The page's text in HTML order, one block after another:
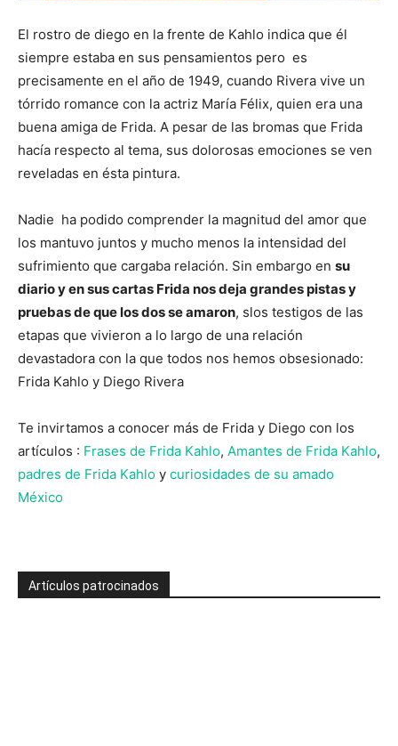
El rostro de diego en la frente de Kahlo indica que él
siempre estaba en sus pensamientos pero es
precisamente en el año de 1949, cuando Rivera vive un
tórrido romance con la actriz María Félix, quien era una
buena amiga de Frida. A pesar de las bromas que Frida
hacía respecto al tema, sus dolorosas emociones se ven
reveladas en ésta pintura.
Nadie ha podido comprender la magnitud del amor que
los mantuvo juntos y mucho menos la intensidad del
sufrimiento que cargaba relación. Sin embargo en su
diario y en sus cartas Frida nos deja grandes pistas y
pruebas de que los dos se amaron, slos testigos de las
etapas que vivieron a lo largo de una relación
devastadora con la que todos nos hemos obsesionado:
Frida Kahlo y Diego Rivera
Te invirtamos a conocer más de Frida y Diego con los
artículos : Frases de Frida Kahlo, Amantes de Frida Kahlo,
padres de Frida Kahlo y curiosidades de su amado
México
Artículos patrocinados